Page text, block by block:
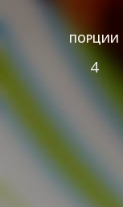
ПОРЦИИ
4